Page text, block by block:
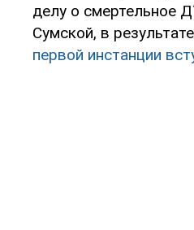
делу о смертельное
Сумской, в
первой инстанции